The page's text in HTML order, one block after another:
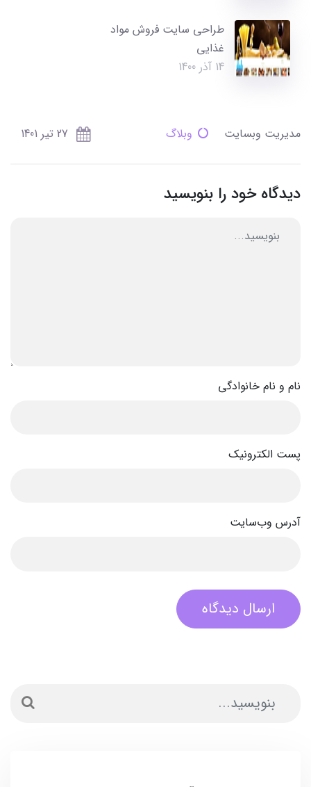
طراحی سایت فروش مواد
غذایی
14 آذر 1400
مدیریت وبسایت وبلاگ 27 تير 1401
دیدگاه خود را بنویسید
نام و نام خانوادگی
پست الکترونیک
آدرس وب‌سایت
ارسال دیدگاه